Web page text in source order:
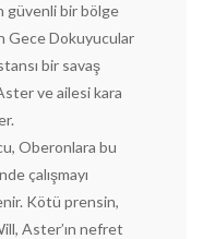
güvenli bir bölge
Gece Dokuyucular
bir savaş
ve ailesi kara
Oberonlara bu
çalışmayı
Kötü prensin,
Aster’ın nefret